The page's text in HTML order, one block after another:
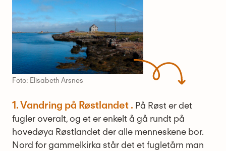
Foto: Elisabeth Arsnes
1. Vandring på Røstlandet . På Røst er det
fugler overalt, og et er enkelt å gå rundt på
hovedøya Røstlandet der alle menneskene bor.
Nord for gammelkirka står det et fugletårn man